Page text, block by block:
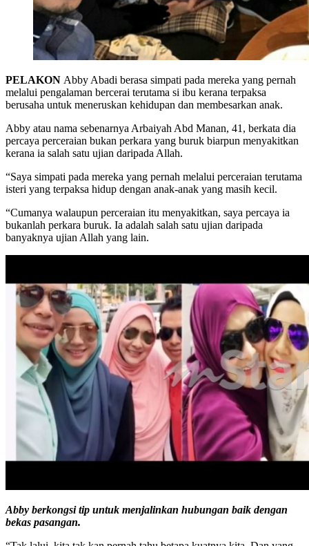
PELAKON Abby Abadi berasa simpati pada mereka yang pernah
melalui pengalaman bercerai terutama si ibu kerana terpaksa
berusaha untuk meneruskan kehidupan dan membesarkan anak.
Abby atau nama sebenarnya Arbaiyah Abd Manan, 41, berkata dia
percaya perceraian bukan perkara yang buruk biarpun menyakitkan
kerana ia salah satu ujian daripada Allah.
“Saya simpati pada mereka yang pernah melalui perceraian terutama
isteri yang terpaksa hidup dengan anak-anak yang masih kecil.
“Cumanya walaupun perceraian itu menyakitkan, saya percaya ia
bukanlah perkara buruk. Ia adalah salah satu ujian daripada
banyaknya ujian Allah yang lain.
Abby berkongsi tip untuk menjalinkan hubungan baik dengan
bekas pasangan.